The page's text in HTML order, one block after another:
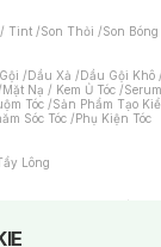
/ Tint /Son Thỏi /Son Bóng
/Dầu Xả /Dầu Gội Khô /
/Mặt Nạ / Kem Ủ Tóc /
Tóc /Sản Phẩm Tạo
Sóc Tóc /Phụ Kiện Tóc
Lông
usage